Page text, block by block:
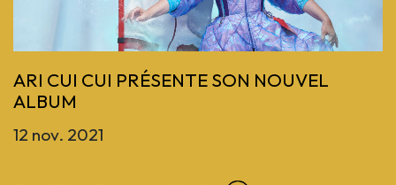
ARI CUI CUI PRÉSENTE SON NOUVEL
ALBUM
12 nov. 2021